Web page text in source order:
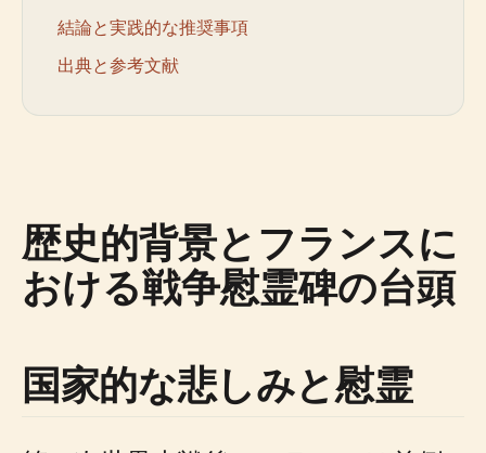
結論と実践的な推奨事項
出典と参考文献
歴史的背景とフランスに
おける戦争慰霊碑の台頭
国家的な悲しみと慰霊